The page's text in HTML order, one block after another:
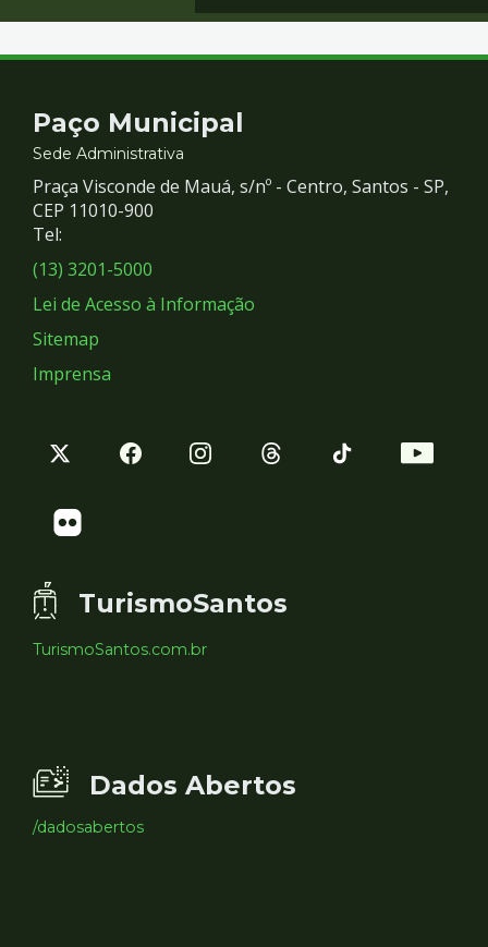
Contato
e
Redes
Sociais
Paço Municipal
Sede Administrativa
Praça Visconde de Mauá, s/nº - Centro, Santos - SP,
CEP 11010-900
Tel:
(13) 3201-5000
Lei de Acesso à Informação
Sitemap
Imprensa
TurismoSantos
TurismoSantos.com.br
Dados Abertos
/dadosabertos